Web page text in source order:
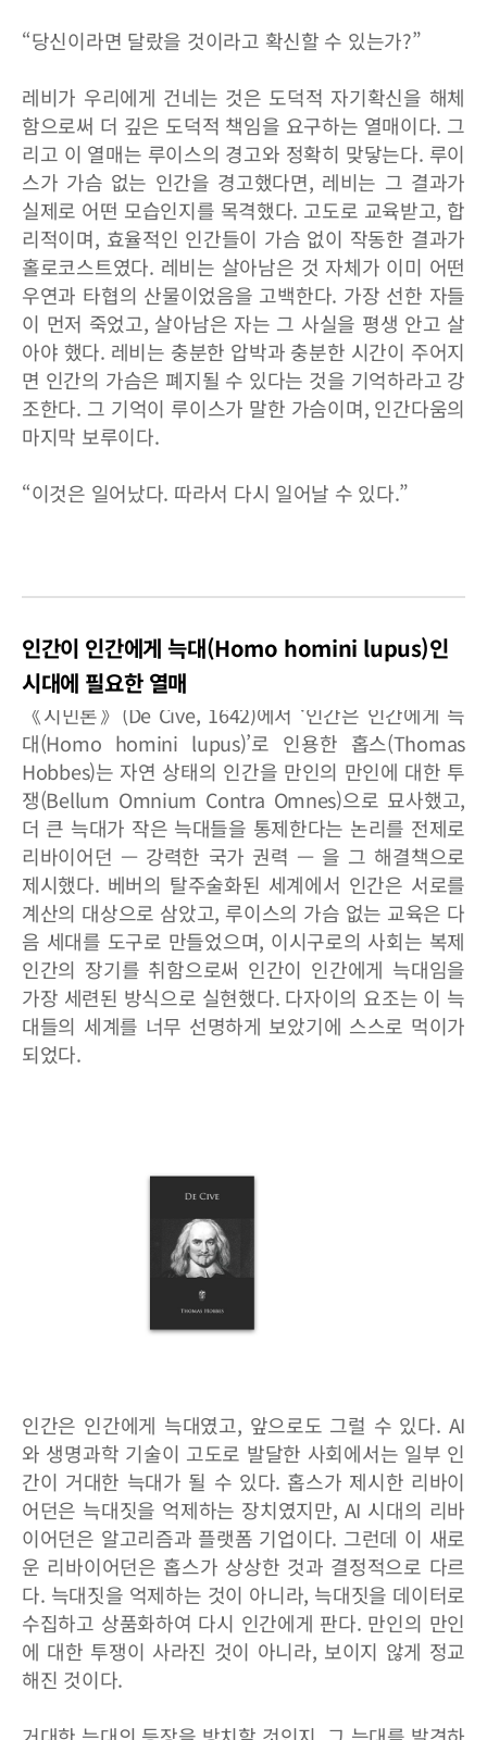
“당신이라면 달랐을 것이라고 확신할 수 있는가?”
레비가 우리에게 건네는 것은 도덕적 자기확신을 해체
함으로써 더 깊은 도덕적 책임을 요구하는 열매이다. 그
리고 이 열매는 루이스의 경고와 정확히 맞닿는다. 루이
스가 가슴 없는 인간을 경고했다면, 레비는 그 결과가
실제로 어떤 모습인지를 목격했다. 고도로 교육받고, 합
리적이며, 효율적인 인간들이 가슴 없이 작동한 결과가
홀로코스트였다. 레비는 살아남은 것 자체가 이미 어떤
우연과 타협의 산물이었음을 고백한다. 가장 선한 자들
이 먼저 죽었고, 살아남은 자는 그 사실을 평생 안고 살
아야 했다. 레비는 충분한 압박과 충분한 시간이 주어지
면 인간의 가슴은 폐지될 수 있다는 것을 기억하라고 강
조한다. 그 기억이 루이스가 말한 가슴이며, 인간다움의
마지막 보루이다.
“이것은 일어났다. 따라서 다시 일어날 수 있다.”
인간이 인간에게 늑대(Homo homini lupus)인
시대에 필요한 열매
《시민론》(De Cive, 1642)에서 ‘인간은 인간에게 늑
대(Homo homini lupus)’로 인용한 홉스(Thomas
Hobbes)는 자연 상태의 인간을 만인의 만인에 대한 투
쟁(Bellum Omnium Contra Omnes)으로 묘사했고,
더 큰 늑대가 작은 늑대들을 통제한다는 논리를 전제로
리바이어던 — 강력한 국가 권력 — 을 그 해결책으로
제시했다. 베버의 탈주술화된 세계에서 인간은 서로를
계산의 대상으로 삼았고, 루이스의 가슴 없는 교육은 다
음 세대를 도구로 만들었으며, 이시구로의 사회는 복제
인간의 장기를 취함으로써 인간이 인간에게 늑대임을
가장 세련된 방식으로 실현했다. 다자이의 요조는 이 늑
대들의 세계를 너무 선명하게 보았기에 스스로 먹이가
되었다.
인간은 인간에게 늑대였고, 앞으로도 그럴 수 있다. AI
와 생명과학 기술이 고도로 발달한 사회에서는 일부 인
간이 거대한 늑대가 될 수 있다. 홉스가 제시한 리바이
어던은 늑대짓을 억제하는 장치였지만, AI 시대의 리바
이어던은 알고리즘과 플랫폼 기업이다. 그런데 이 새로
운 리바이어던은 홉스가 상상한 것과 결정적으로 다르
다. 늑대짓을 억제하는 것이 아니라, 늑대짓을 데이터로
수집하고 상품화하여 다시 인간에게 판다. 만인의 만인
에 대한 투쟁이 사라진 것이 아니라, 보이지 않게 정교
해진 것이다.